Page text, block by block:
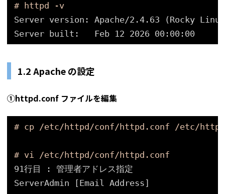
# httpd -v
Server version: Apache/2 .4.63 (Rocky
Server built:   Feb 12 2026 00:00:00
1.2 Apache の設定
①httpd.conf ファイルを編集
# cp /etc/httpd/conf/httpd.conf /etc/
# vi /etc/httpd/conf/httpd.conf
91行目 : 管理者アドレス指定
ServerAdmin [Email Address]